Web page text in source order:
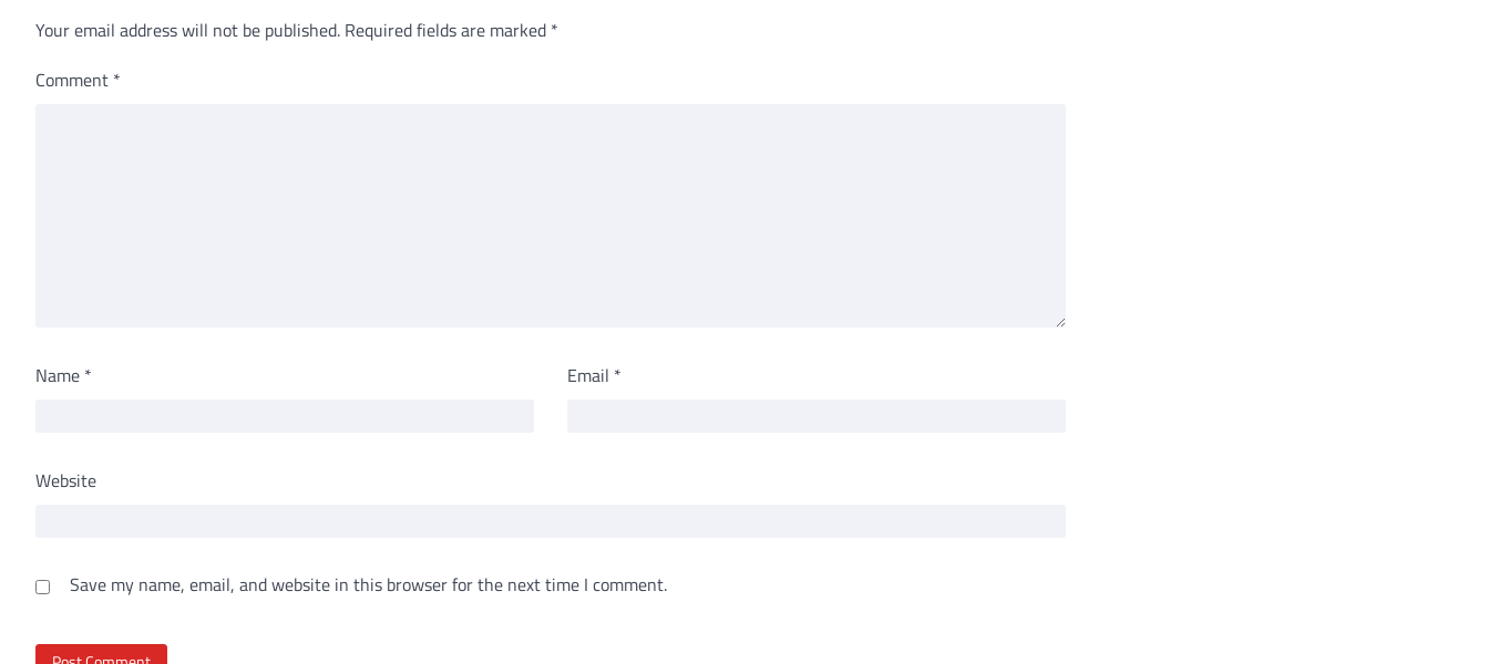
Your email address will not be published. Required fields are marked *
Comment *
Name * Email *
Website
Save my name, email, and website in this browser for the next time I comment.